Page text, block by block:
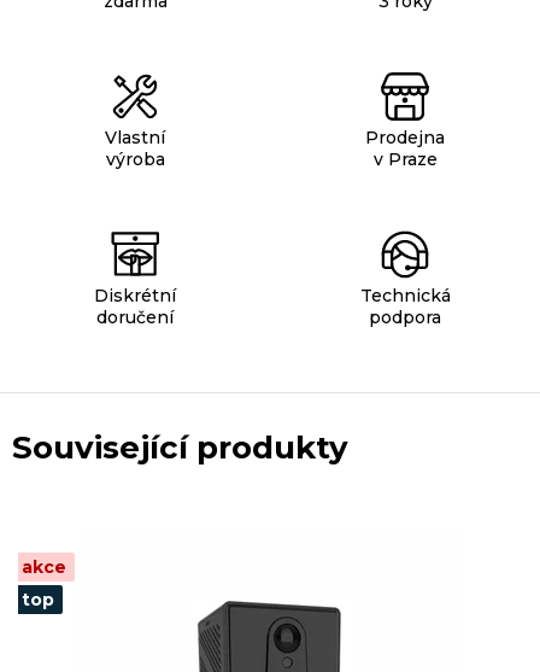
Vlastní
výroba
Prodejna
v Praze
Diskrétní
doručení
Technická
podpora
Související produkty
akce
top